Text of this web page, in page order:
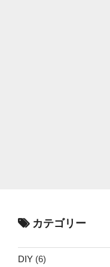
カテゴリー
DIY (6)